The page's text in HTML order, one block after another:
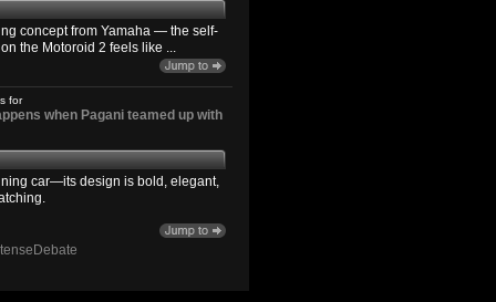
concept from Yamaha — the self-
the Motoroid 2 feels like ...
for
when Pagani teamed up with
car—its design is bold, elegant,